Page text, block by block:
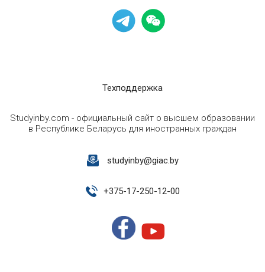
Техподдержка
Studyinby.com - официальный сайт о высшем образовании
в Республике Беларусь для иностранных граждан
studyinby@giac.by
+375-17-250-12-00